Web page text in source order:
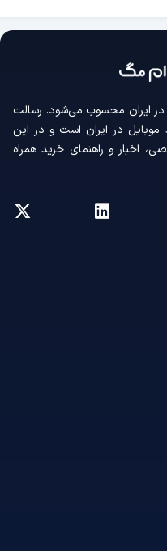
ایران محسوب می‌شود. رسالت
در ایران است و در این
اخبار و راهنمای خرید همراه